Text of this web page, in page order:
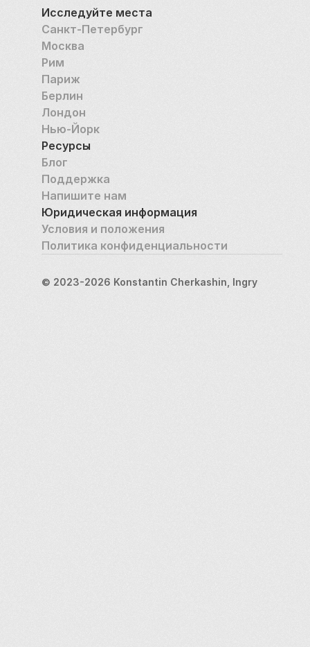
по космосу и знакомятся с чудесами Вселенной.
Уникальное сочетание истории, науки и
образования делает обсерваторию обязательной
для посещения всеми, кто интересуется
звездами, временем и фундаментальными
факторами, повлиявшими на наше понимание мира.
Исследуйте места
Санкт-Петербург
Москва
Рим
Париж
Берлин
Лондон
Нью-Йорк
Ресурсы
Блог
Поддержка
Напишите нам
Юридическая информация
Условия и положения
Политика конфиденциальности
© 2023-2026 Konstantin Cherkashin, Ingry